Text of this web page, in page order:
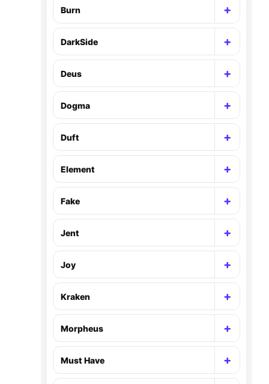
Burn +
DarkSide +
Deus +
Dogma +
Duft +
Element +
Fake +
Jent +
Joy +
Kraken +
Morpheus +
Must Have +